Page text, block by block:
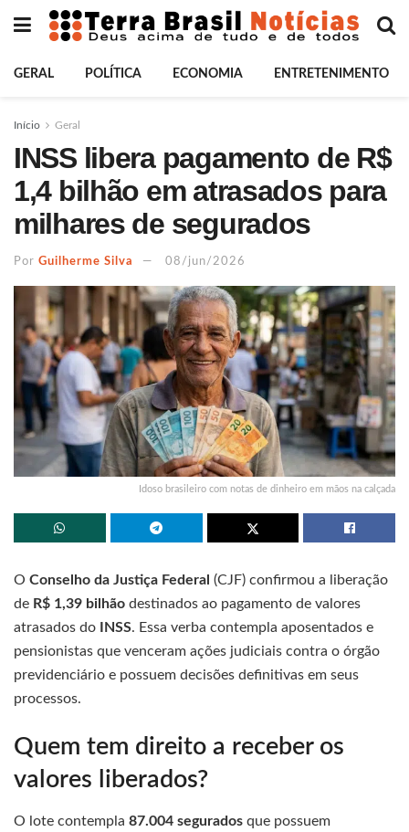
GERAL POLÍTICA ECONOMIA ENTRETENIMENTO
Início Geral
INSS libera pagamento de R$
1,4 bilhão em atrasados para
milhares de segurados
Por Guilherme Silva 08/jun/2026
Idoso brasileiro com notas de dinheiro em mãos na calçada
O Conselho da Justiça Federal (CJF) confirmou a liberação
de R$ 1,39 bilhão destinados ao pagamento de valores
atrasados do
INSS. Essa verba contempla aposentados e
pensionistas que venceram ações judiciais contra o órgão
previdenciário e possuem decisões definitivas em seus
processos.
Quem tem direito a receber os
valores liberados?
O lote contempla 87.004 segurados que possuem